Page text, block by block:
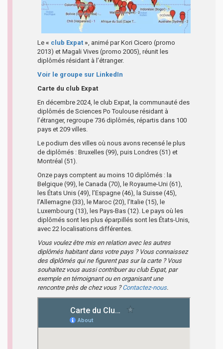
Le « club Expat » , animé par Kori Cicero (promo
2013) et Magali Vives (promo 2005), réunit les
diplômés résidant à l’étranger.
Voir le groupe sur LinkedIn
Carte du club Expat
En décembre 2024, le club Expat, la communauté des
diplômés de Sciences Po Toulouse résidant à
l’étranger, regroupe 736 diplômés, répartis dans 100
pays et 209 villes.
Le podium des villes où nous avons recensé le plus
de diplômés : Bruxelles (99), puis Londres (51) et
Montréal (51).
Onze pays comptent au moins 10 diplômés : la
Belgique (99), le Canada (70), le Royaume-Uni (61),
les États Unis (49), l’Espagne (46), la Suisse (45),
l’Allemagne (33), le Maroc (20), l’Italie (15), le
Luxembourg (13), les Pays-Bas (12). Le pays où les
diplômés sont les plus éparpillés sont les États-Unis,
avec 22 localisations différentes.
Vous voulez être mis en relation avec les autres
diplômés habitant dans votre pays ? Vous connaissez
des diplômés qui ne figurent pas sur la carte ? Vous
souhaitez vous aussi contribuer au club Expat, par
exemple en témoignant ou en organisant une
rencontre près de chez vous ?Contactez-nous.